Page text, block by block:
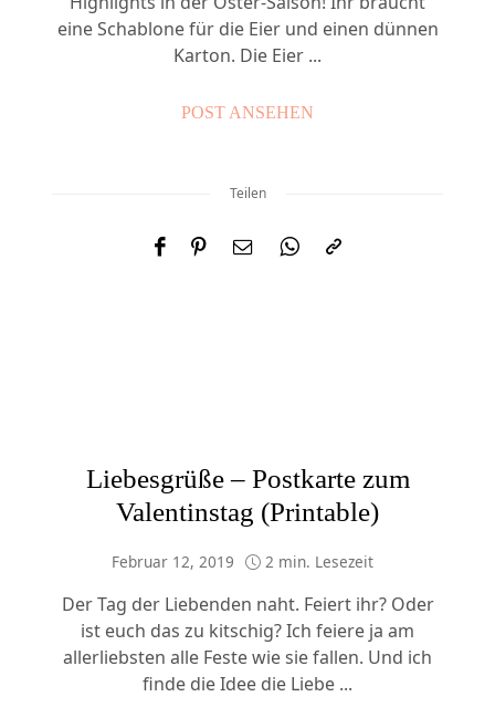
eine Schablone für die Eier und einen dünnen
Karton. Die Eier ...
POST ANSEHEN
Teilen
Liebesgrüße – Postkarte zum
Valentinstag (Printable)
Februar 12, 2019 2 min. Lesezeit
Der Tag der Liebenden naht. Feiert ihr? Oder
ist euch das zu kitschig? Ich feiere ja am
allerliebsten alle Feste wie sie fallen. Und ich
finde die Idee die Liebe ...